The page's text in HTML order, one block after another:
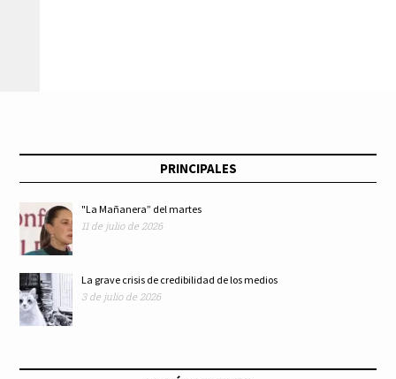
PRINCIPALES
"La Mañanera” del martes
11 de julio de 2026
La grave crisis de credibilidad de los medios
3 de julio de 2026